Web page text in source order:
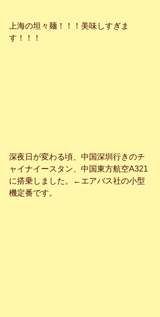
上海の坦々麺！！！美味しすぎま
す！！！
深夜日が変わる頃、中国深圳行きのチ
ャイナイースタン、中国東方航空A321
に搭乗しました。←エアバス社の小型
機定番です。